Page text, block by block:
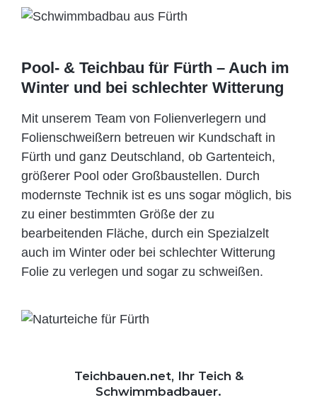
Pool- & Teichbau für Fürth – Auch im
Winter und bei schlechter Witterung
Mit unserem Team von Folienverlegern und
Folien­schweißern betreuen wir Kundschaft in
Fürth und ganz Deutschland, ob Gartenteich,
größerer Pool oder Großbaustellen. Durch
modernste Technik ist es uns sogar möglich, bis
zu einer bestimmten Größe der zu
bearbeitenden Fläche, durch ein Spezi­alzelt
auch im Winter oder bei schlechter Witterung
Folie zu verlegen und sogar zu schweißen.
Teichbauen.net, Ihr Teich &
Schwimmbadbauer.